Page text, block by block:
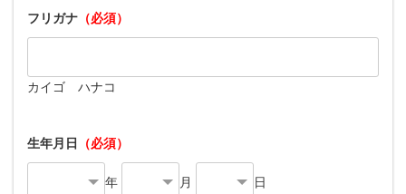
フリガナ （必須）
カイゴ ハナコ
生年月日 （必須）
年 月 日